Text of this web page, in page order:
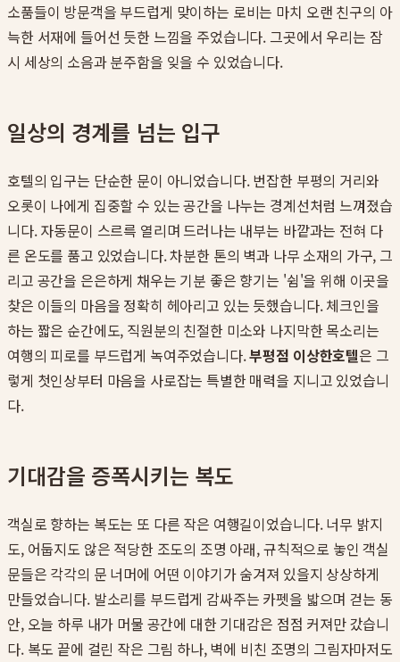
소품들이 방문객을 부드럽게 맞이하는 로비는 마치 오랜 친구의 아
늑한 서재에 들어선 듯한 느낌을 주었습니다. 그곳에서 우리는 잠
시 세상의 소음과 분주함을 잊을 수 있었습니다.
일상의 경계를 넘는 입구
호텔의 입구는 단순한 문이 아니었습니다. 번잡한 부평의 거리와
오롯이 나에게 집중할 수 있는 공간을 나누는 경계선처럼 느껴졌습
니다. 자동문이 스르륵 열리며 드러나는 내부는 바깥과는 전혀 다
른 온도를 품고 있었습니다. 차분한 톤의 벽과 나무 소재의 가구, 그
리고 공간을 은은하게 채우는 기분 좋은 향기는 '쉼'을 위해 이곳을
찾은 이들의 마음을 정확히 헤아리고 있는 듯했습니다. 체크인을
하는 짧은 순간에도, 직원분의 친절한 미소와 나지막한 목소리는
여행의 피로를 부드럽게 녹여주었습니다.부평점 이상한호텔은 그
렇게 첫인상부터 마음을 사로잡는 특별한 매력을 지니고 있었습니
다.
기대감을 증폭시키는 복도
객실로 향하는 복도는 또 다른 작은 여행길이었습니다. 너무 밝지
도, 어둡지도 않은 적당한 조도의 조명 아래, 규칙적으로 놓인 객실
문들은 각각의 문 너머에 어떤 이야기가 숨겨져 있을지 상상하게
만들었습니다. 발소리를 부드럽게 감싸주는 카펫을 밟으며 걷는 동
안, 오늘 하루 내가 머물 공간에 대한 기대감은 점점 커져만 갔습니
다. 복도 끝에 걸린 작은 그림 하나, 벽에 비친 조명의 그림자마저도